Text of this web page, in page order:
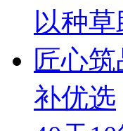
以种
匠心
补优选